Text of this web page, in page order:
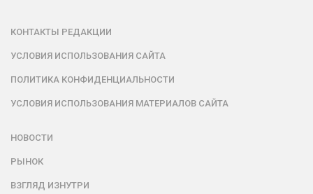
КОНТАКТЫ РЕДАКЦИИ
УСЛОВИЯ ИСПОЛЬЗОВАНИЯ САЙТА
ПОЛИТИКА КОНФИДЕНЦИАЛЬНОСТИ
УСЛОВИЯ ИСПОЛЬЗОВАНИЯ МАТЕРИАЛОВ САЙТА
НОВОСТИ
РЫНОК
ВЗГЛЯД ИЗНУТРИ